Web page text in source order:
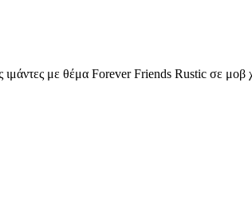
ιμάντες με θέμα Forever Friends Rustic σε μοβ